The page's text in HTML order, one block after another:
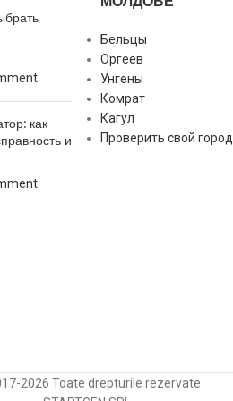
как
и
Бельцы
Оргеев
Унгены
Комрат
Кагул
Проверить свой город
2026 Toate drepturile rezervate